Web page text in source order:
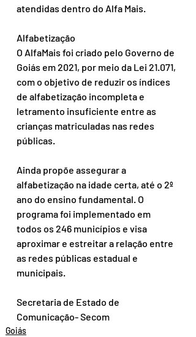
atendidas dentro do Alfa Mais.
Alfabetização
O AlfaMais foi criado pelo Governo de
Goiás em 2021, por meio da Lei 21.071,
com o objetivo de reduzir os índices
de alfabetização incompleta e
letramento insuficiente entre as
crianças matriculadas nas redes
públicas.
Ainda propõe assegurar a
alfabetização na idade certa, até o 2º
ano do ensino fundamental. O
programa foi implementado em
todos os 246 municípios e visa
aproximar e estreitar a relação entre
as redes públicas estadual e
municipais.
Secretaria de Estado de
Comunicação- Secom
Goiás